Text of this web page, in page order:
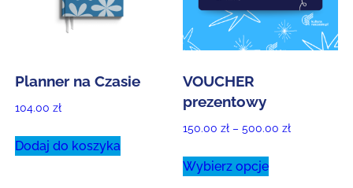
Planner na Czasie
104.00 zł
Dodaj do koszyka
VOUCHER
prezentowy
150.00zł – 500.00złZakres
Wybierz opcje
Ten
produkt